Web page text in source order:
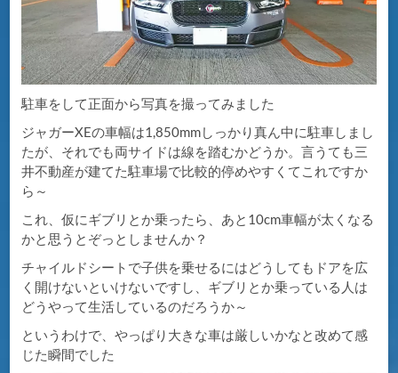
駐車をして正面から写真を撮ってみました
ジャガーXEの車幅は1,850mmしっかり真ん中に駐車しまし
たが、それでも両サイドは線を踏むかどうか。言うても三
井不動産が建てた駐車場で比較的停めやすくてこれですか
ら～
これ、仮にギブリとか乗ったら、あと10cm車幅が太くなる
かと思うとぞっとしませんか？
チャイルドシートで子供を乗せるにはどうしてもドアを広
く開けないといけないですし、ギブリとか乗っている人は
どうやって生活しているのだろうか～
というわけで、やっぱり大きな車は厳しいかなと改めて感
じた瞬間でした